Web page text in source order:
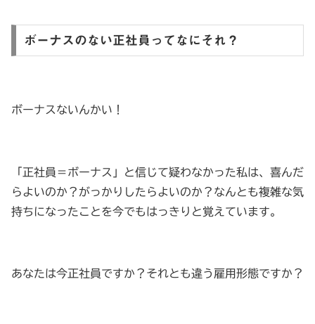
ボーナスのない正社員ってなにそれ？
ボーナスないんかい！
「正社員＝ボーナス」と信じて疑わなかった私は、喜んだ
らよいのか？がっかりしたらよいのか？なんとも複雑な気
持ちになったことを今でもはっきりと覚えています。
あなたは今正社員ですか？それとも違う雇用形態ですか？